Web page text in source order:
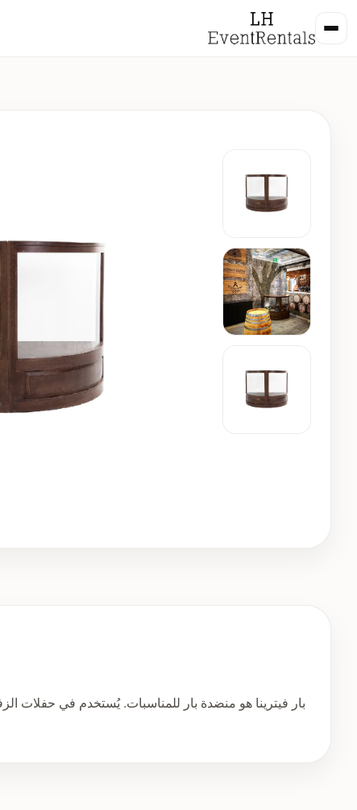
بار فيترينا هو منضدة بار للمناسبات. يُستخدم في حفلات